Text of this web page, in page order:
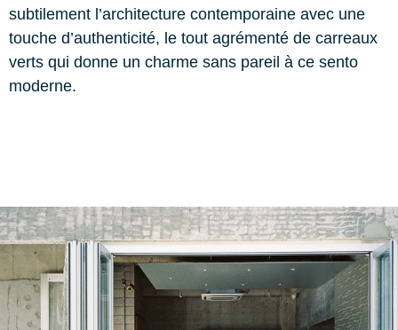
subtilement l’architecture contemporaine avec une
touche d’authenticité, le tout agrémenté de carreaux
verts qui donne un charme sans pareil à ce sento
moderne.